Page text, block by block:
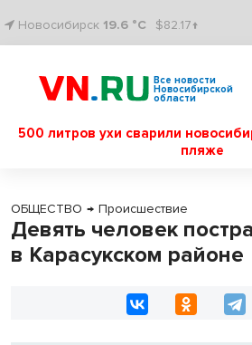
Новосибирск 19.6 °C $82.17↑
Все новости
Новосибирской
области
500 литров ухи сварили
пляже
ОБЩЕСТВО → Происшествие
Девять человек
в Карасукском районе